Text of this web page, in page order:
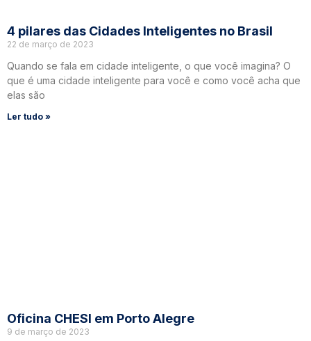
4 pilares das Cidades Inteligentes no Brasil
22 de março de 2023
Quando se fala em cidade inteligente, o que você imagina? O
que é uma cidade inteligente para você e como você acha que
elas são
Ler tudo »
Oficina CHESI em Porto Alegre
9 de março de 2023